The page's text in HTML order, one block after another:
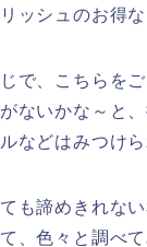
ッシュのお得
で、こちらを
ないかな～と
などはみつけ
も諦めきれな
、色々と調べ